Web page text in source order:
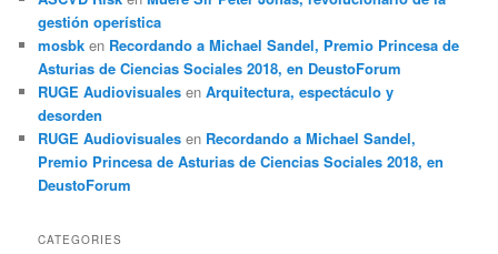
gestión operística
mosbk en Recordando a Michael Sandel, Premio Princesa de
Asturias de Ciencias Sociales 2018, en DeustoForum
RUGE Audiovisuales enArquitectura, espectáculo y
desorden
RUGE Audiovisuales en Recordando a Michael Sandel,
Premio Princesa de Asturias de Ciencias Sociales 2018, en
DeustoForum
CATEGORIES